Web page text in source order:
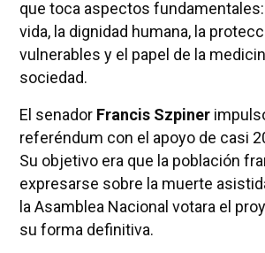
que toca aspectos fundamentales:
vida, la dignidad humana, la
vulnerables y el papel de la
sociedad.
El senador Francis Szpiner
referéndum con el apoyo de casi
Su objetivo era que la población
expresarse sobre la muerte
la Asamblea Nacional votara el
su forma definitiva.